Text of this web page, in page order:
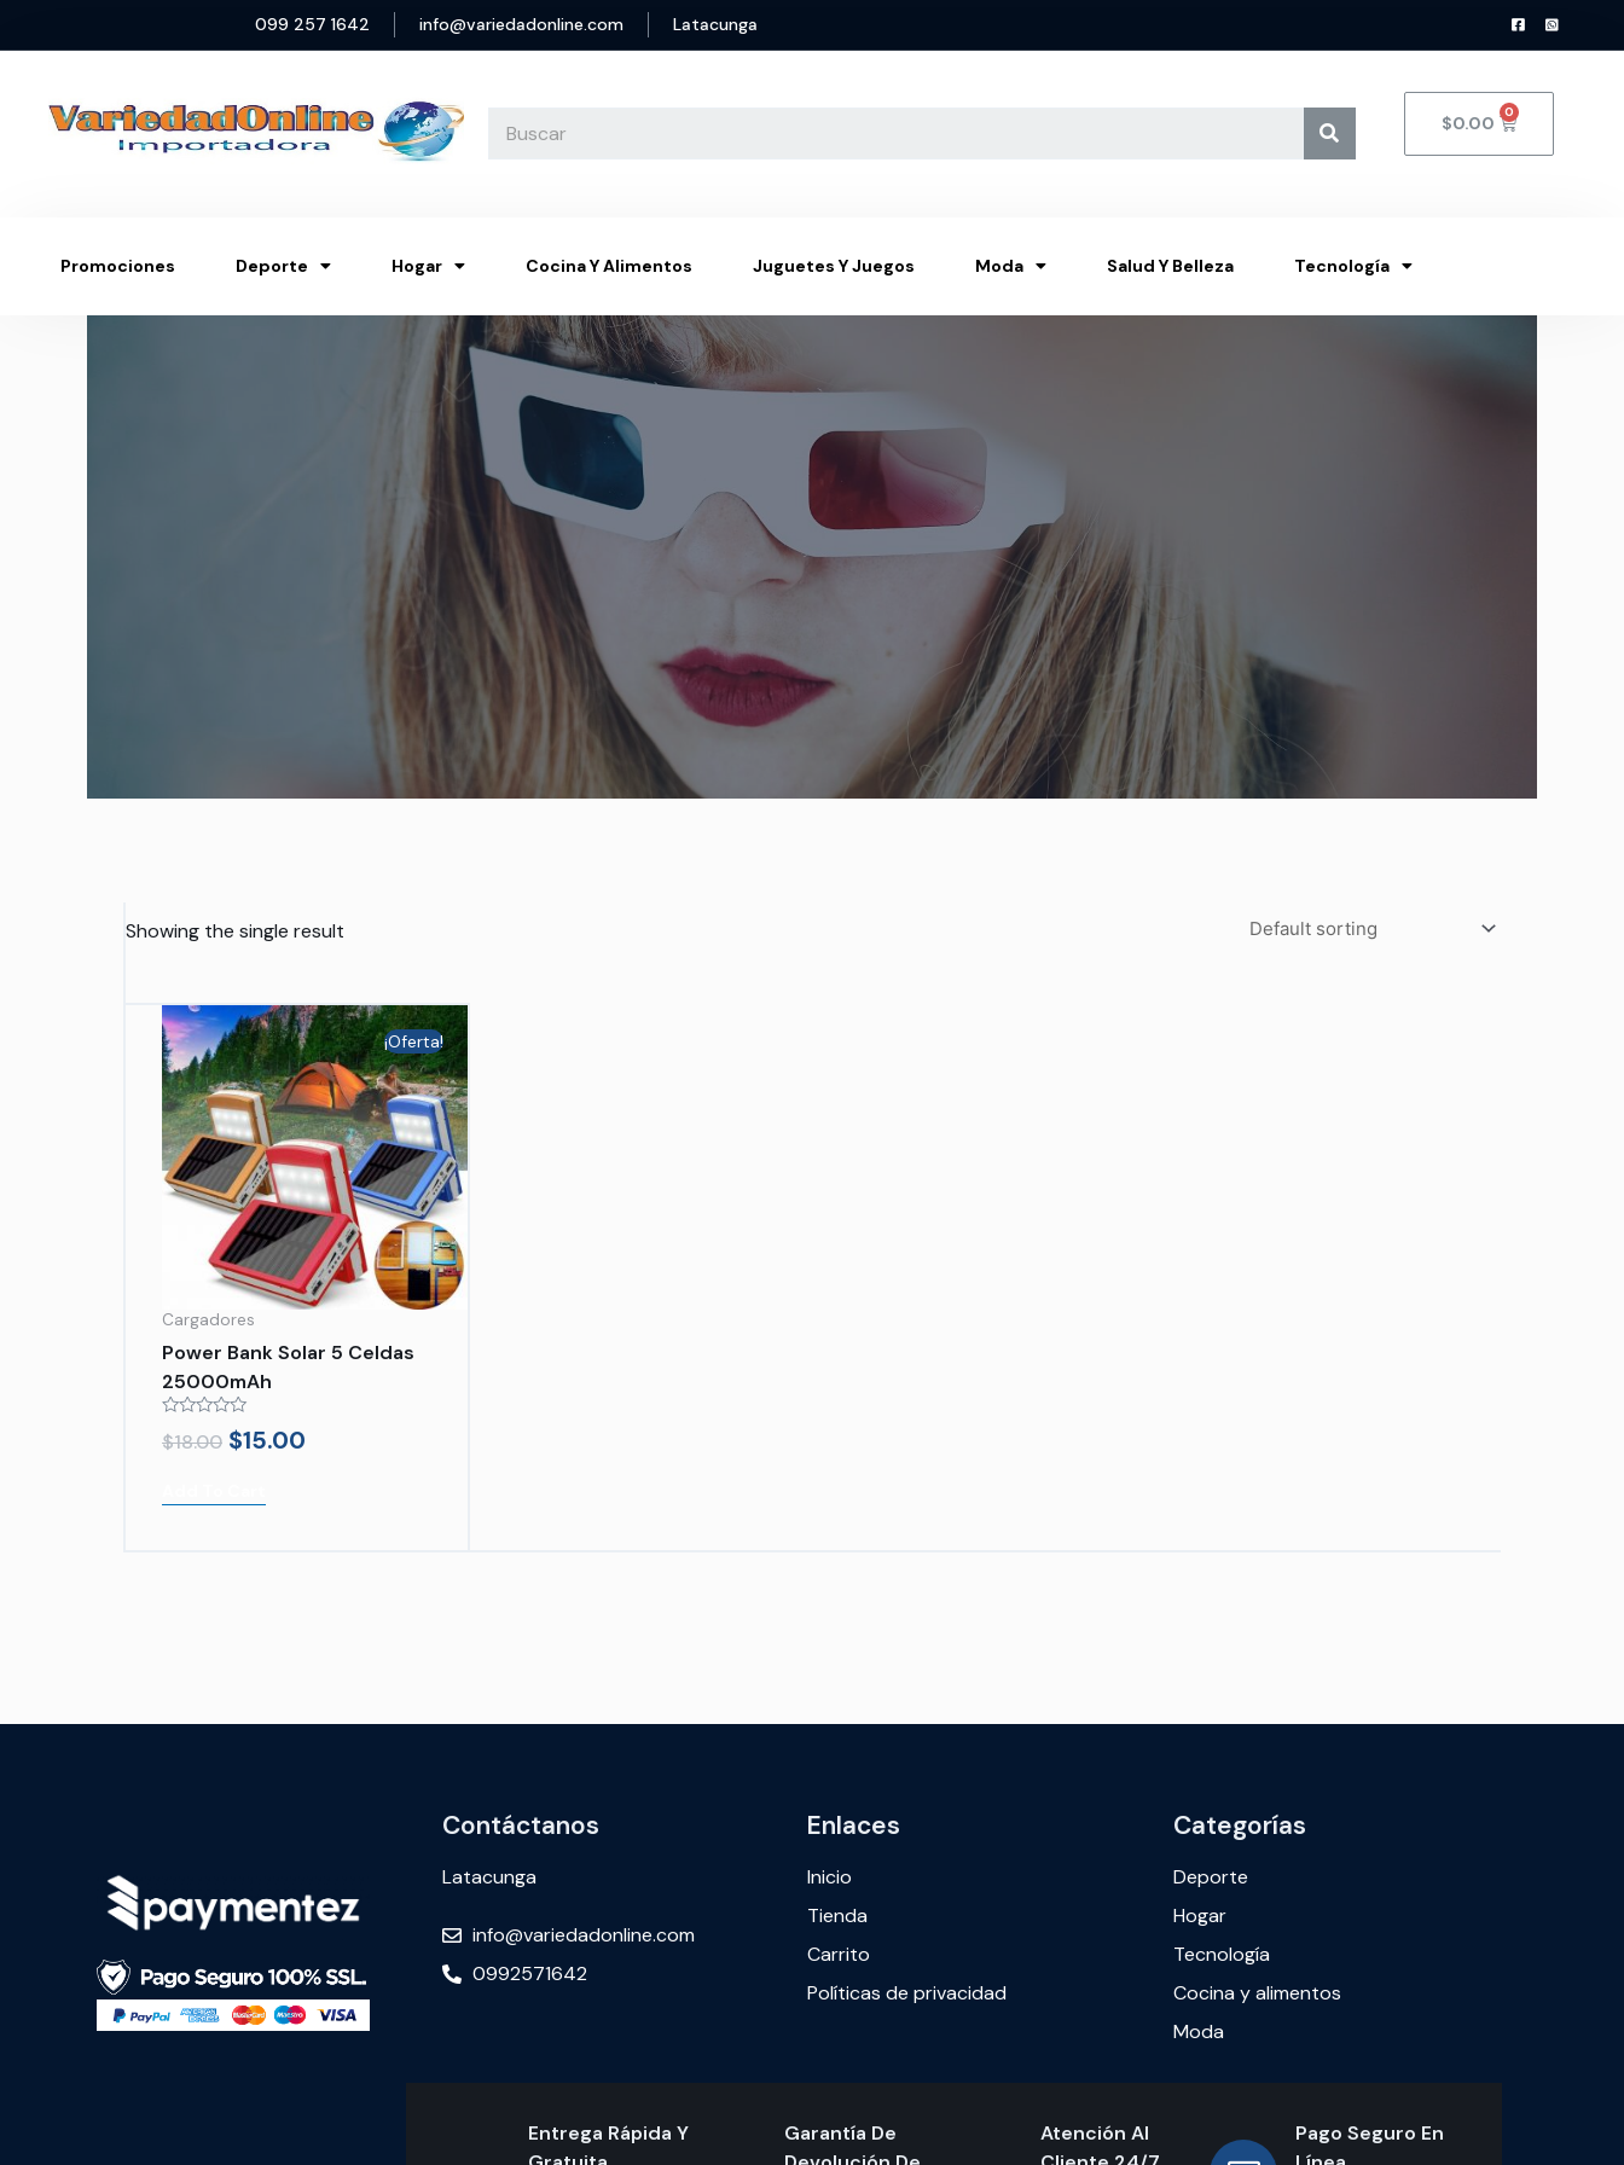
099 257 1642 info@variedadonline.com Latacunga
$0.00
Promociones Deporte Hogar Cocina Y Alimentos Juguetes Y Juegos Moda Salud Y Belleza Tecnología
Showing the single result
¡Oferta!
Cargadores
Power Bank Solar 5 Celdas
25000mAh
0
$18.00 $15.00
Contáctanos
Latacunga
info@variedadonline.com
0992571642
Enlaces
Inicio
Tienda
Carrito
Políticas de privacidad
Categorías
Deporte
Hogar
Tecnología
Cocina y alimentos
Moda
Entrega Rápida Y
Garantía De
Atención Al
Pago Seguro En